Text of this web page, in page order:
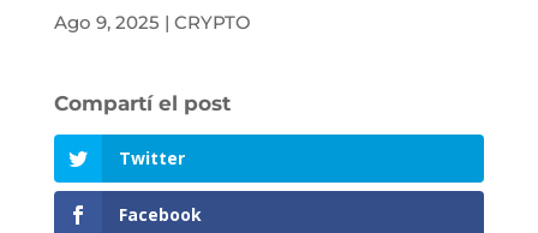
Ago 9, 2025 | CRYPTO
Twitter
Facebook